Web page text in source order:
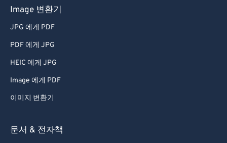
Image 변환기
JPG 에게 PDF
PDF 에게 JPG
HEIC 에게 JPG
Image 에게 PDF
이미지 변환기
문서 & 전자책